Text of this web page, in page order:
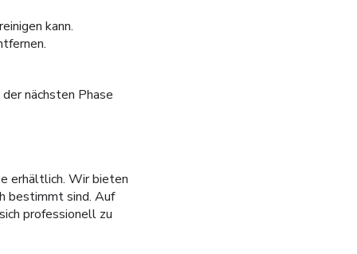
kann.
nächsten Phase
erhältlich. Wir bieten
bestimmt sind. Auf
professionell zu